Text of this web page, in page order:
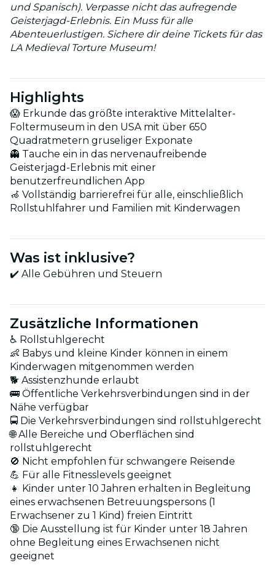
und Spanisch). Verpasse nicht das aufregende
Geisterjagd-Erlebnis. Ein Muss für alle
Abenteuerlustigen. Sichere dir deine Tickets für das
LA Medieval Torture Museum!
Highlights
😱 Erkunde das größte interaktive Mittelalter-
Foltermuseum in den USA mit über 650
Quadratmetern gruseliger Exponate
👻 Tauche ein in das nervenaufreibende
Geisterjagd-Erlebnis mit einer
benutzerfreundlichen App
🦽 Vollständig barrierefrei für alle, einschließlich
Rollstuhlfahrer und Familien mit Kinderwagen
Was ist inklusive?
✔️ Alle Gebühren und Steuern
Zusätzliche Informationen
♿ Rollstuhlgerecht
👶 Babys und kleine Kinder können in einem
Kinderwagen mitgenommen werden
🐕 Assistenzhunde erlaubt
🚌 Öffentliche Verkehrsverbindungen sind in der
Nähe verfügbar
🚍 Die Verkehrsverbindungen sind rollstuhlgerecht
🌐 Alle Bereiche und Oberflächen sind
rollstuhlgerecht
🚫 Nicht empfohlen für schwangere Reisende
💪 Für alle Fitnesslevels geeignet
👧 Kinder unter 10 Jahren erhalten in Begleitung
eines erwachsenen Betreuungspersons (1
Erwachsener zu 1 Kind) freien Eintritt
🔞 Die Ausstellung ist für Kinder unter 18 Jahren
ohne Begleitung eines Erwachsenen nicht
geeignet